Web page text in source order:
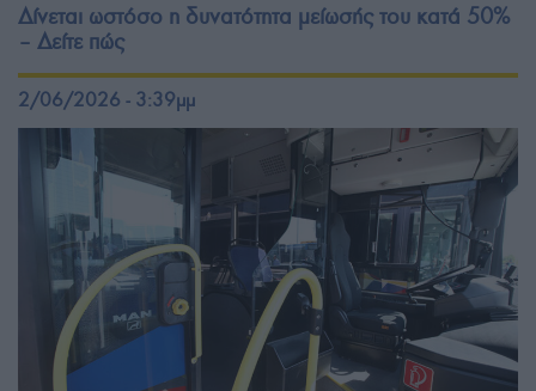
Δίνεται ωστόσο η δυνατότητα μείωσής του κατά 50%
– Δείτε πώς
2/06/2026 - 3:39μμ